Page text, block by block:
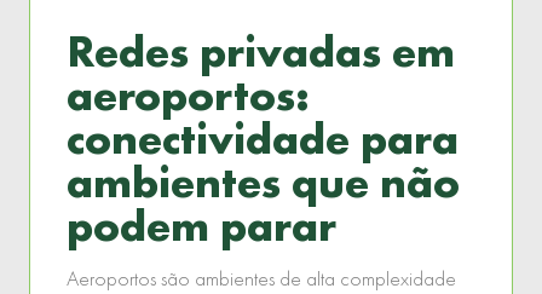
Redes privadas em
aeroportos:
conectividade para
ambientes que não
podem parar
Aeroportos são ambientes de alta complexidade